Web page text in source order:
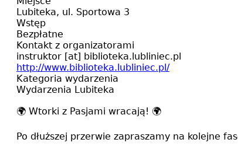
Lubiteka, ul. Sportowa 3
Wstęp
Bezpłatne
Kontakt z organizatorami
instruktor [at] biblioteka.lubliniec.pl
http://www.biblioteka.lubliniec.pl/
Kategoria wydarzenia
Wydarzenia Lubiteka
🌍 Wtorki z Pasjami wracają! 🌍
Po dłuższej przerwie zapraszamy na kolejne